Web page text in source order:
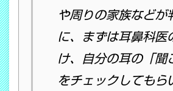
や周りの家族などが
に、まずは耳鼻科医
け、自分の耳の「聞
をチェックしてもら